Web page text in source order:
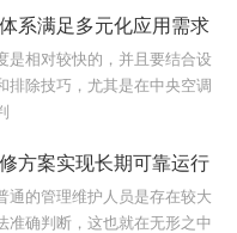
系满足多元化应用需求
是相对较快的，并且要结合设
排除技巧，尤其是在中央空调
方案实现长期可靠运行
通的管理维护人员是存在较大
准确判断，这也就在无形之中